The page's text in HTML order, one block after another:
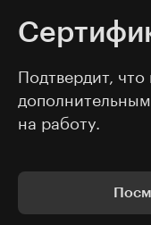
Подтвердит,
на работу.